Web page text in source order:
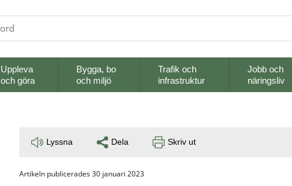
Uppleva
och göra
Bygga, bo
och miljö
Trafik och
infrastruktur
Jobb och
näringsliv
Lyssna Dela Skriv ut
Artikeln publicerades 30 januari 2023